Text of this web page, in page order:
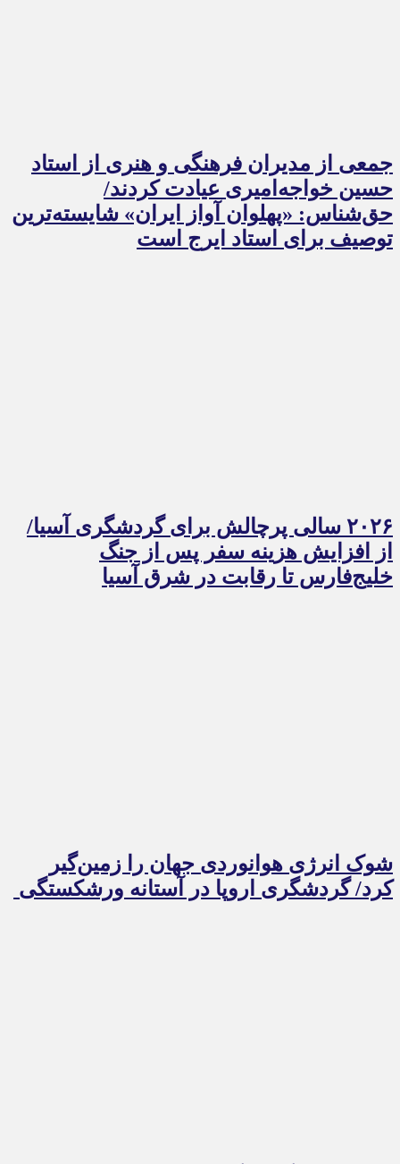
جمعی از مدیران فرهنگی و هنری از استاد
حسین خواجه‌امیری عیادت کردند/
حق‌شناس: «پهلوان آواز ایران» شایسته‌ترین
توصیف برای استاد ایرج است
۲۰۲۶ سالی پرچالش برای گردشگری آسیا/
از افزایش هزینه سفر پس از جنگ
خلیج‌فارس تا رقابت در شرق آسیا
شوک انرژی هوانوردی جهان را زمین‌گیر
کرد/ گردشگری اروپا در آستانه ورشکستگی